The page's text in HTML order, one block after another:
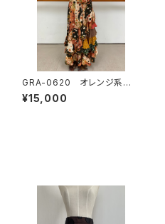
GRA-0620 オレンジ系花
柄×水玉コンビツーピース
¥15,000